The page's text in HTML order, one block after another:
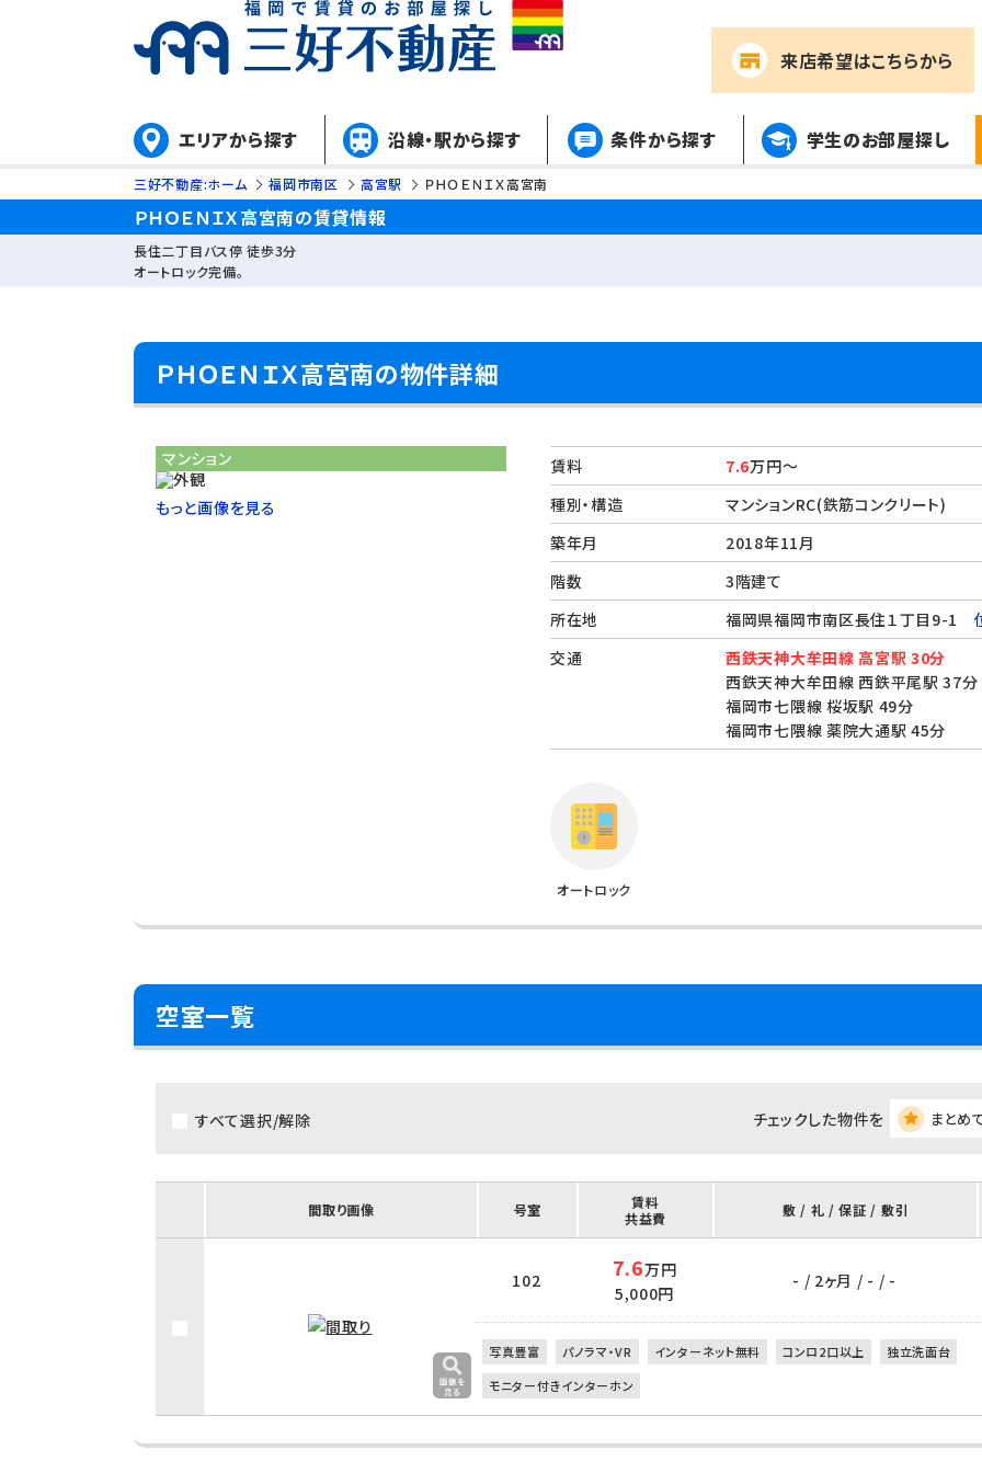
来店希望はこちらから
エリアから探す 沿線・駅から探す 条件から探す 学生のお部屋探し
三好不動産:ホーム 福岡市南区 高宮駅 ＰＨＯＥＮＩＸ高宮南
ＰＨＯＥＮＩＸ高宮南の賃貸情報
長住二丁目バス停 徒歩3分
オートロック完備。
ＰＨＯＥＮＩＸ高宮南の物件詳細
マンション
もっと画像を見る
賃料 7.6万円～
種別・構造
マンションRC(鉄筋コンクリート)
築年月
2018年11月
階数
3階建て
所在地
福岡県福岡市南区長住１丁目9-1
交通
西鉄天神大牟田線 高宮駅 30分
西鉄天神大牟田線 西鉄平尾駅 37分
福岡市七隈線 桜坂駅 49分
福岡市七隈線 薬院大通駅 45分
オートロック
空室一覧
すべて選択/解除 チェックした物件を まとめ
間取り画像 号室
賃料
共益費
敷 / 礼 / 保証 / 敷引
102 7.6万円
5,000円
- / 2ヶ月 / - / -
写真豊富 パノラマ・VR インターネット無料 コンロ2口以上
独立洗面台
モニター付きインターホン